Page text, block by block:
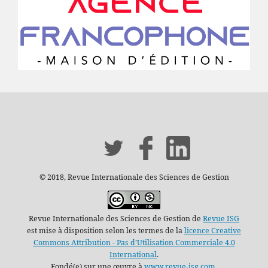
© 2018, Revue Internationale des Sciences de Gestion
Revue Internationale des Sciences de Gestion de Revue ISG
est mise à disposition selon les termes de lalicence Creative
Commons Attribution - Pas d’Utilisation Commerciale 4.0
International.